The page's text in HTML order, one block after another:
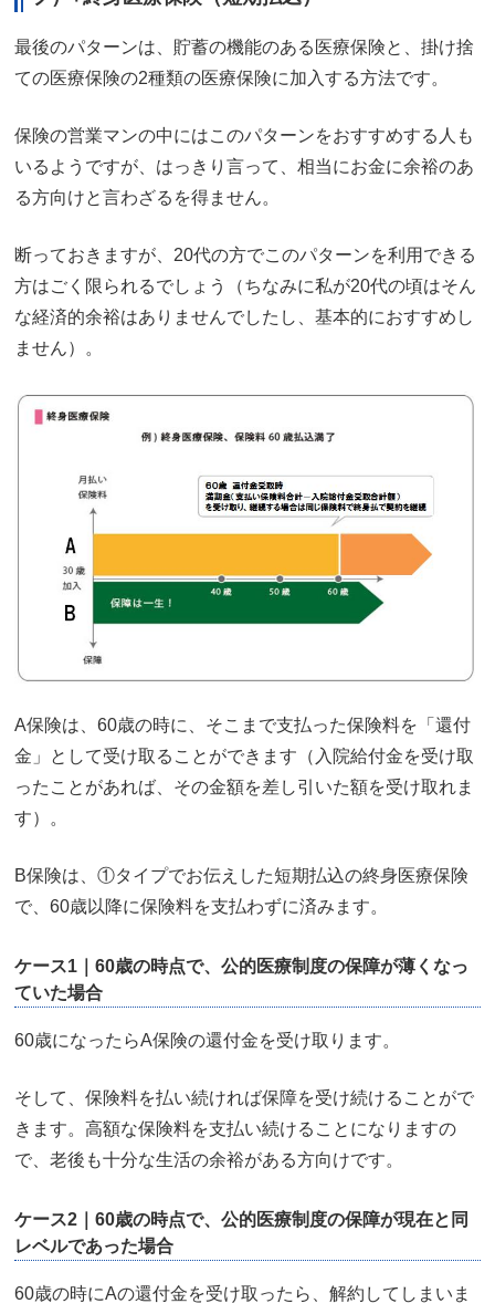
最後のパターンは、貯蓄の機能のある医療保険と、掛け捨
ての医療保険の2種類の医療保険に加入する方法です。
保険の営業マンの中にはこのパターンをおすすめする人も
いるようですが、はっきり言って、相当にお金に余裕のあ
る方向けと言わざるを得ません。
断っておきますが、20代の方でこのパターンを利用できる
方はごく限られるでしょう（ちなみに私が20代の頃はそん
な経済的余裕はありませんでしたし、基本的におすすめし
ません）。
A保険は、60歳の時に、そこまで支払った保険料を「還付
金」として受け取ることができます（入院給付金を受け取
ったことがあれば、その金額を差し引いた額を受け取れま
す）。
B保険は、①タイプでお伝えした短期払込の終身医療保険
で、60歳以降に保険料を支払わずに済みます。
ケース1｜60歳の時点で、公的医療制度の保障が薄くなっ
ていた場合
60歳になったらA保険の還付金を受け取ります。
そして、保険料を払い続ければ保障を受け続けることがで
きます。高額な保険料を支払い続けることになりますの
で、老後も十分な生活の余裕がある方向けです。
ケース2｜60歳の時点で、公的医療制度の保障が現在と同
レベルであった場合
60歳の時にAの還付金を受け取ったら、解約してしまいま